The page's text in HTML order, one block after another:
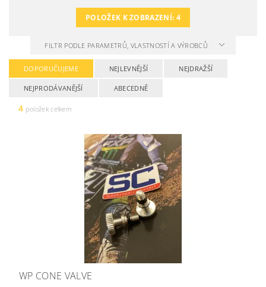
POLOŽEK K ZOBRAZENÍ: 4
FILTR PODLE PARAMETRŮ, VLASTNOSTÍ A VÝROBCŮ
DOPORUČUJEME NEJLEVNĚJŠÍ NEJDRAŽŠÍ
NEJPRODÁVANĚJŠÍ ABECEDNĚ
4 položek celkem
WP CONE VALVE